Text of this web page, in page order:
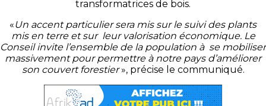
transformatrices de bois.
«Un accent particulier sera mis sur le suivi des plants
mis en terre et sur leur valorisation économique. Le
Conseil invite l’ensemble de la population à se mobiliser
massivement pour permettre à notre pays d’améliorer
son couvert forestier», précise le communiqué.